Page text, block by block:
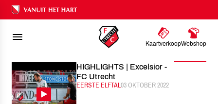
Ons nalatenschap
KaartverkoopWebshop
FC UTRECHT NIEUWS
HIGHLIGHTS | Excelsior -
FC Utrecht
CATEGORIE:
EERSTE ELFTALGEPUBLICEERD:
03 OKTOBER 2022